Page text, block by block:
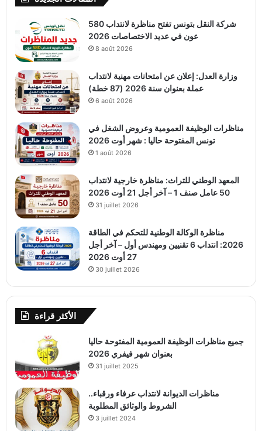
شركة النقل بتونس تفتح مناظرة لانتداب 580
عون في عديد الاختصاصات 2026
8 août 2026
وزارة العدل: إعلان عن امتحانات مهنية لانتداب
عملة بعنوان سنة 2026 (87 خطة)
6 août 2026
مناظرات الوظيفة العمومية وعروض الشغل في
تونس المفتوحة حاليا : شهر أوت 2026
1 août 2026
المعهد الوطني للتراث: مناظرة خارجية لانتداب
50 عامل صنف 1 – آخر أجل 21 أوت 2026
31 juillet 2026
مناظرة الوكالة الوطنية للتحكم في الطاقة
2026: انتداب 6 تقنيين ومهندس أول – آخر أجل
27 أوت 2026
30 juillet 2026
الأكثر قراءة
جميع مناظرات الوظيفة العمومية المفتوحة حاليا
بعنوان شهر فيفري 2026
31 juillet 2025
مناظرات الديوانة لانتداب عرفاء ورقباء..
الشروط والوثائق المطلوبة
3 juillet 2024